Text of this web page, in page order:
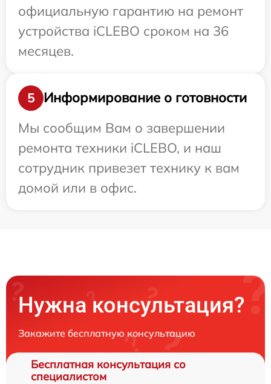
официальную гарантию на ремонт
устройства iCLEBO сроком на 36
месяцев.
5
Информирование о готовности
Мы сообщим Вам о завершении
ремонта техники iCLEBO, и наш
сотрудник привезет технику к вам
домой или в офис.
Нужна консультация?
Закажите бесплатную консультацию
Бесплатная консультация со
специалистом